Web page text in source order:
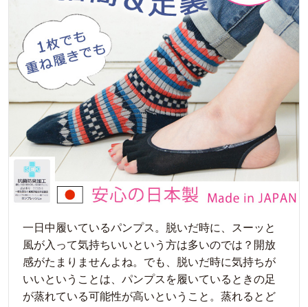
一日中履いているパンプス。脱いだ時に、スーッと
風が入って気持ちいいという方は多いのでは？開放
感がたまりませんよね。でも、脱いだ時に気持ちが
いいということは、パンプスを履いているときの足
が蒸れている可能性が高いということ。蒸れるとど